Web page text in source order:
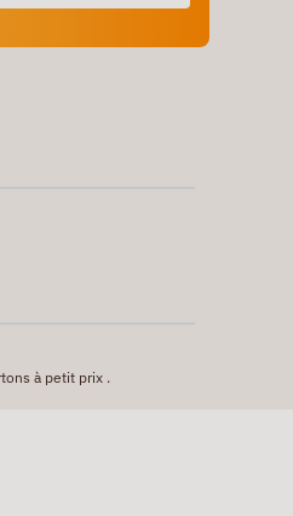
à petit prix .